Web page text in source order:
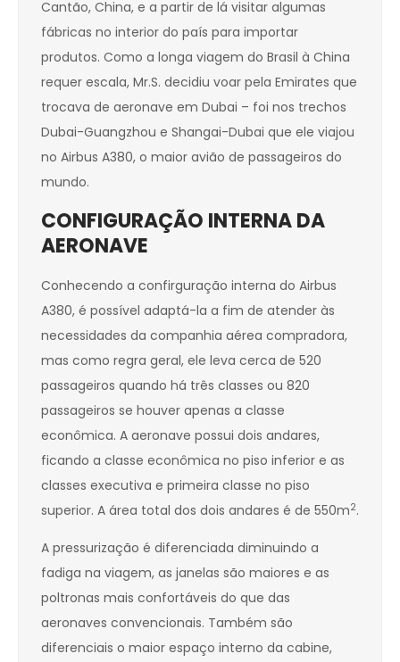
Cantão, China, e a partir de lá visitar algumas
fábricas no interior do país para importar
produtos. Como a longa viagem do Brasil à China
requer escala, Mr.S. decidiu voar pela Emirates que
trocava de aeronave em Dubai – foi nos trechos
Dubai-Guangzhou e Shangai-Dubai que ele viajou
no Airbus A380, o maior avião de passageiros do
mundo.
CONFIGURAÇÃO INTERNA DA
AERONAVE
Conhecendo a confirguração interna do Airbus
A380, é possível adaptá-la a fim de atender às
necessidades da companhia aérea compradora,
mas como regra geral, ele leva cerca de 520
passageiros quando há três classes ou 820
passageiros se houver apenas a classe
econômica. A aeronave possui dois andares,
ficando a classe econômica no piso inferior e as
classes executiva e primeira classe no piso
superior. A área total dos dois andares é de 550m2.
A pressurização é diferenciada diminuindo a
fadiga na viagem, as janelas são maiores e as
poltronas mais confortáveis do que das
aeronaves convencionais. Também são
diferenciais o maior espaço interno da cabine,